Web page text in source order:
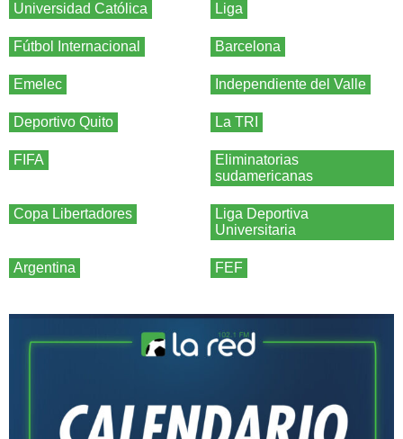
Universidad Católica Liga
Fútbol Internacional Barcelona
Emelec Independiente del Valle
Deportivo Quito La TRI
FIFA
Eliminatorias
sudamericanas
Copa Libertadores
Liga Deportiva
Universitaria
Argentina FEF